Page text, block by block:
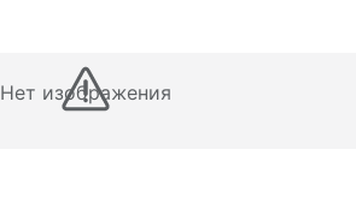
Нет изображения